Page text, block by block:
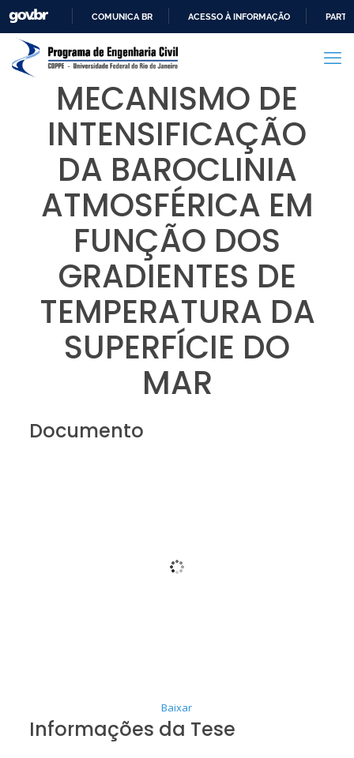
PARA
CONTEÚDO
COMUNICA BR ACESSO À INFORMAÇÃO
MECANISMO DE
INTENSIFICAÇÃO
DA BAROCLINIA
ATMOSFÉRICA EM
FUNÇÃO DOS
GRADIENTES DE
TEMPERATURA DA
SUPERFÍCIE DO
MAR
Documento
Baixar
Informações da Tese